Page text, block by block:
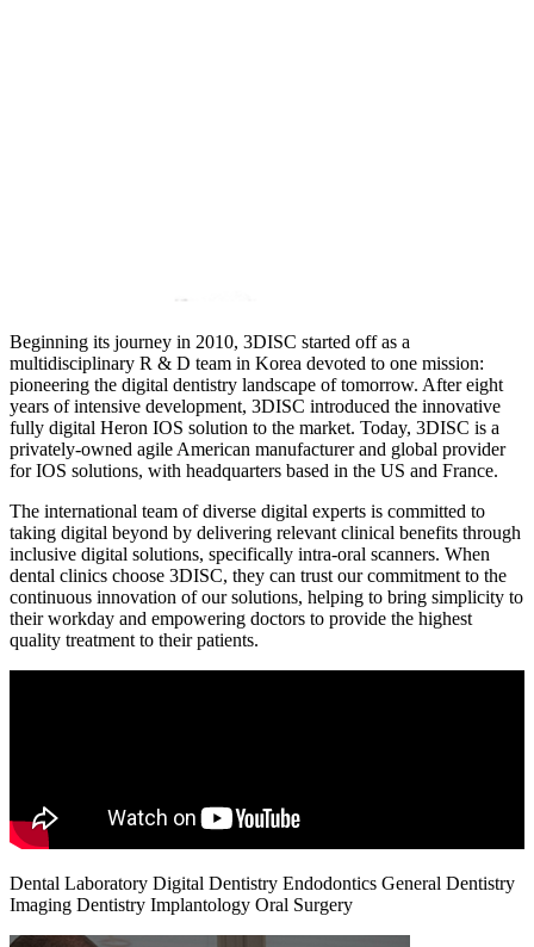
Beginning its journey in 2010, 3DISC started off as a
multidisciplinary R & D team in Korea devoted to one mission:
pioneering the digital dentistry landscape of tomorrow. After eight
years of intensive development, 3DISC introduced the innovative
fully digital Heron IOS solution to the market. Today, 3DISC is a
privately-owned agile American manufacturer and global provider
for IOS solutions, with headquarters based in the US and France.
The international team of diverse digital experts is committed to
taking digital beyond by delivering relevant clinical benefits through
inclusive digital solutions, specifically intra-oral scanners. When
dental clinics choose 3DISC, they can trust our commitment to the
continuous innovation of our solutions, helping to bring simplicity to
their workday and empowering doctors to provide the highest
quality treatment to their patients.
Dental Laboratory Digital Dentistry Endodontics General Dentistry
Imaging Dentistry Implantology Oral Surgery